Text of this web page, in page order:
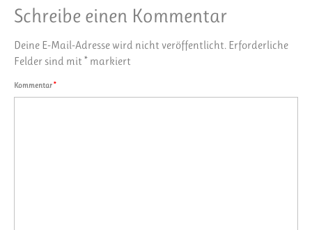
Schreibe einen Kommentar
Deine E-Mail-Adresse wird nicht veröffentlicht. Erforderliche
Felder sind mit * markiert
Kommentar*